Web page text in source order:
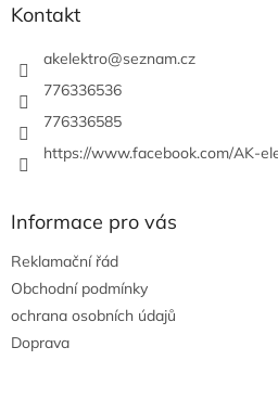
Kontakt
akelektro@seznam.cz
776336536
776336585
https://www.facebook.com/AK-
Informace pro vás
Reklamační řád
Obchodní podmínky
ochrana osobních údajů
Doprava